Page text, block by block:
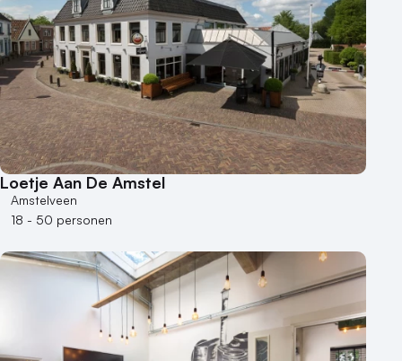
Loetje Aan De Amstel
Amstelveen
18 - 50 personen